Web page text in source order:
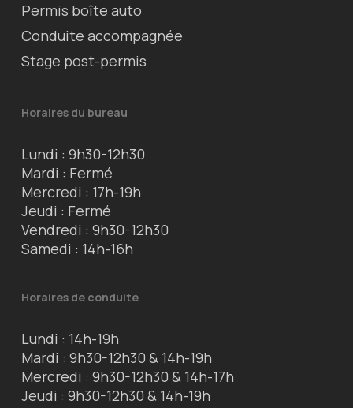
Permis boîte auto
Conduite accompagnée
Stage post-permis
Horaires du bureau
Lundi : 9h30-12h30
Mardi : Fermé
Mercredi : 17h-19h
Jeudi : Fermé
Vendredi : 9h30-12h30
Samedi : 14h-16h
Horaires de conduite
Lundi : 14h-19h
Mardi : 9h30-12h30 & 14h-19h
Mercredi : 9h30-12h30 & 14h-17h
Jeudi : 9h30-12h30 & 14h-19h